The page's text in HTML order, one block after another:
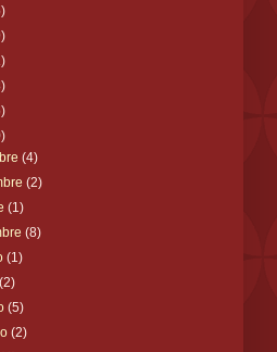
(4)
(2)
(1)
(8)
(1)
(2)
(5)
(2)